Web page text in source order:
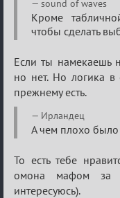
Семейный
кубок
sound of waves
Кроме
чтобы сделать
Если ты намекаешь
но нет. Но логика в
прежнему есть.
Ирландец
А чем плохо
То есть тебе
омона мафом за
интересуюсь).